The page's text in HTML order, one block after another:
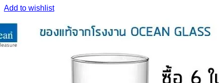
Add to wishlist